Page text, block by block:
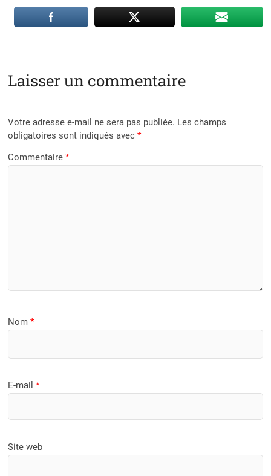
Laisser un commentaire
Votre adresse e-mail ne sera pas publiée. Les champs
obligatoires sont indiqués avec*
Commentaire*
Nom*
E-mail*
Site web